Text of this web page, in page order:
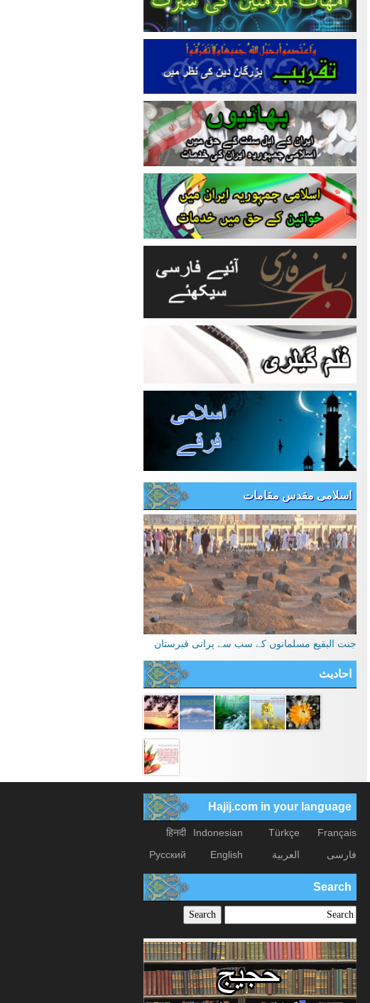
اسلامی مقدس مقامات
جنت البقیع مسلمانوں کے سب سے پرانی قبرستان
احادیث
Hajij.com in your language
Français
Türkçe
Indonesian
हिनदी
فارسی
العربیة English
Русский
Search